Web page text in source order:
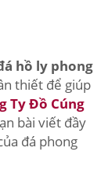
hồ ly phong
thiết để giúp
Ty Đồ Cúng
bài viết đầy
đá phong